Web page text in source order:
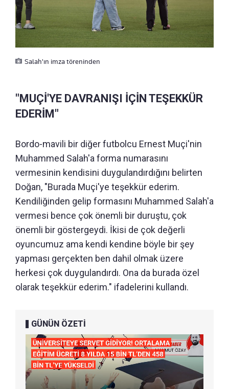
Salah'ın imza töreninden
"MUÇİ'YE DAVRANIŞI İÇİN TEŞEKKÜR
EDERİM"
Bordo-mavili bir diğer futbolcu Ernest Muçi'nin
Muhammed Salah'a forma numarasını
vermesinin kendisini duygulandırdığını belirten
Doğan, "Burada Muçi'ye teşekkür ederim.
Kendiliğinden gelip formasını Muhammed Salah'a
vermesi bence çok önemli bir duruştu, çok
önemli bir göstergeydi. İkisi de çok değerli
oyuncumuz ama kendi kendine böyle bir şey
yapması gerçekten ben dahil olmak üzere
herkesi çok duygulandırdı. Ona da burada özel
olarak teşekkür ederim." ifadelerini kullandı.
GÜNÜN ÖZETİ